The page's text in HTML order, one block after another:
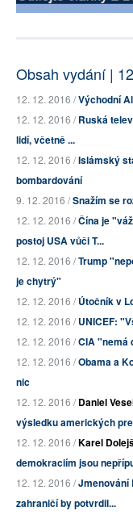
Obsah vydání |
12. 12. 2016 /Východní
12. 12. 2016 /Ruská
lidí, včetně ...
12. 12. 2016 /Islámský
bombardování
9. 12. 2016 /Snažím se
12. 12. 2016 /Čína je
postoj USA vůči T...
12. 12. 2016 /Trump
je chytrý"
12. 12. 2016 /Útočník v
12. 12. 2016 /UNICEF:
12. 12. 2016 /CIA "nemá
12. 12. 2016 /Obama a
nic
12. 12. 2016 /Daniel
výsledku amerických
12. 12. 2016 /Karel
demokraciím jsou
12. 12. 2016 /Jmenování
zahraničí by potvrdil...